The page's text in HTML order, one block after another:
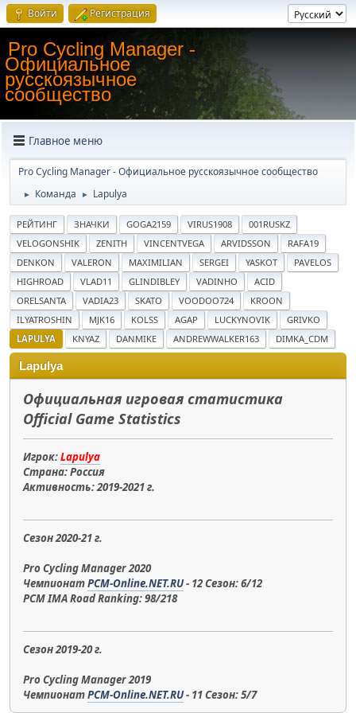
Войти Регистрация
Pro Cycling Manager -
Официальное
русскоязычное
сообщество
Главное меню
Pro Cycling Manager - Официальное русскоязычное сообщество
► Команда ► Lapulya
РЕЙТИНГ ЗНАЧКИ GOGA2159 VIRUS1908
001RUSKZ
VELOGONSHIK
ZENITH VINCENTVEGA ARVIDSSON
RAFA19
DENKON
VALERON MAXIMILIAN SERGEI YASKOT
PAVELOS
HIGHROAD
VLAD11 GLINDIBLEY VADINHO
ACID
ORELSANTA
VADIA23 SKATO VOODOO724
KROON
ILYATROSHIN
MJK16 KOLSS AGAP LUCKYNOVIK
GRIVKO
LAPULYA
KNYAZ DANMIKE ANDREWWALKER163 DIMKA_CDM
Lapulya
Официальная игровая статистика
Official Game Statistics
Игрок:Lapulya
Страна: Россия
Активность: 2019-2021 г.
Сезон 2020-21 г.
Pro Cycling Manager 2020
ЧемпионатPCM-Online.NET.RU- 12 Сезон: 6/12
PCM IMA Road Ranking: 98/218
Сезон 2019-20 г.
Pro Cycling Manager 2019
ЧемпионатPCM-Online.NET.RU- 11 Сезон: 5/7